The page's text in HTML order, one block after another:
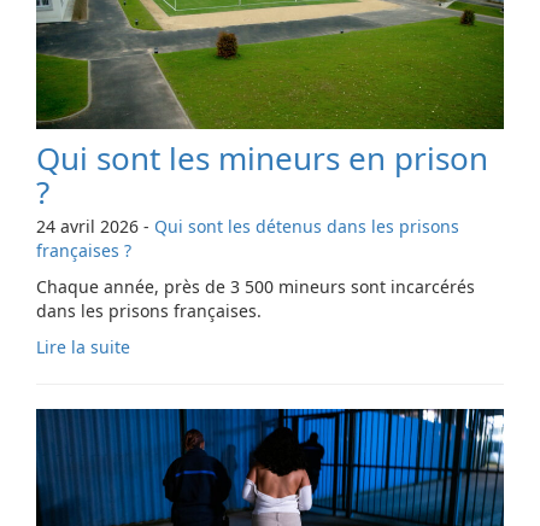
Qui sont les mineurs en prison
?
24 avril 2026 - Qui sont les détenus dans les prisons
françaises ?
Chaque année, près de 3 500 mineurs sont incarcérés
dans les prisons françaises.
Lire la suite